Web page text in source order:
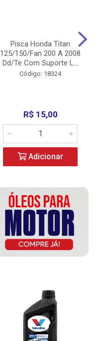
Pisca Honda Titan
125/150/Fan 200 A 2008
Dd/Te Com Suporte L...
Código: 18324
R$ 15,00
Adicionar